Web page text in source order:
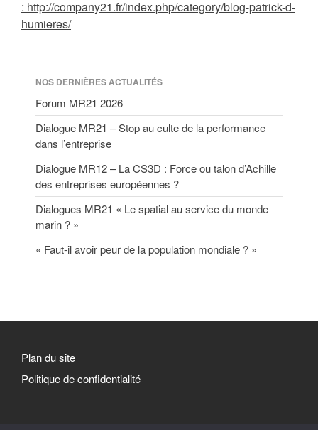
: http://company21.fr/index.php/category/blog-patrick-d-
humieres/
NOS DERNIÈRES ACTUALITÉS
Forum MR21 2026
Dialogue MR21 – Stop au culte de la performance
dans l’entreprise
Dialogue MR12 – La CS3D : Force ou talon d’Achille
des entreprises européennes ?
Dialogues MR21 « Le spatial au service du monde
marin ? »
« Faut-il avoir peur de la population mondiale ? »
Plan du site
Politique de confidentialité